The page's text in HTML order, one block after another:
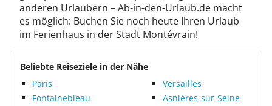
anderen Urlaubern – Ab-in-den-Urlaub.de macht
es möglich: Buchen Sie noch heute Ihren Urlaub
im Ferienhaus in der Stadt Montévrain!
Beliebte Reiseziele in der Nähe
Paris
Versailles
Fontainebleau
Asnières-sur-Seine